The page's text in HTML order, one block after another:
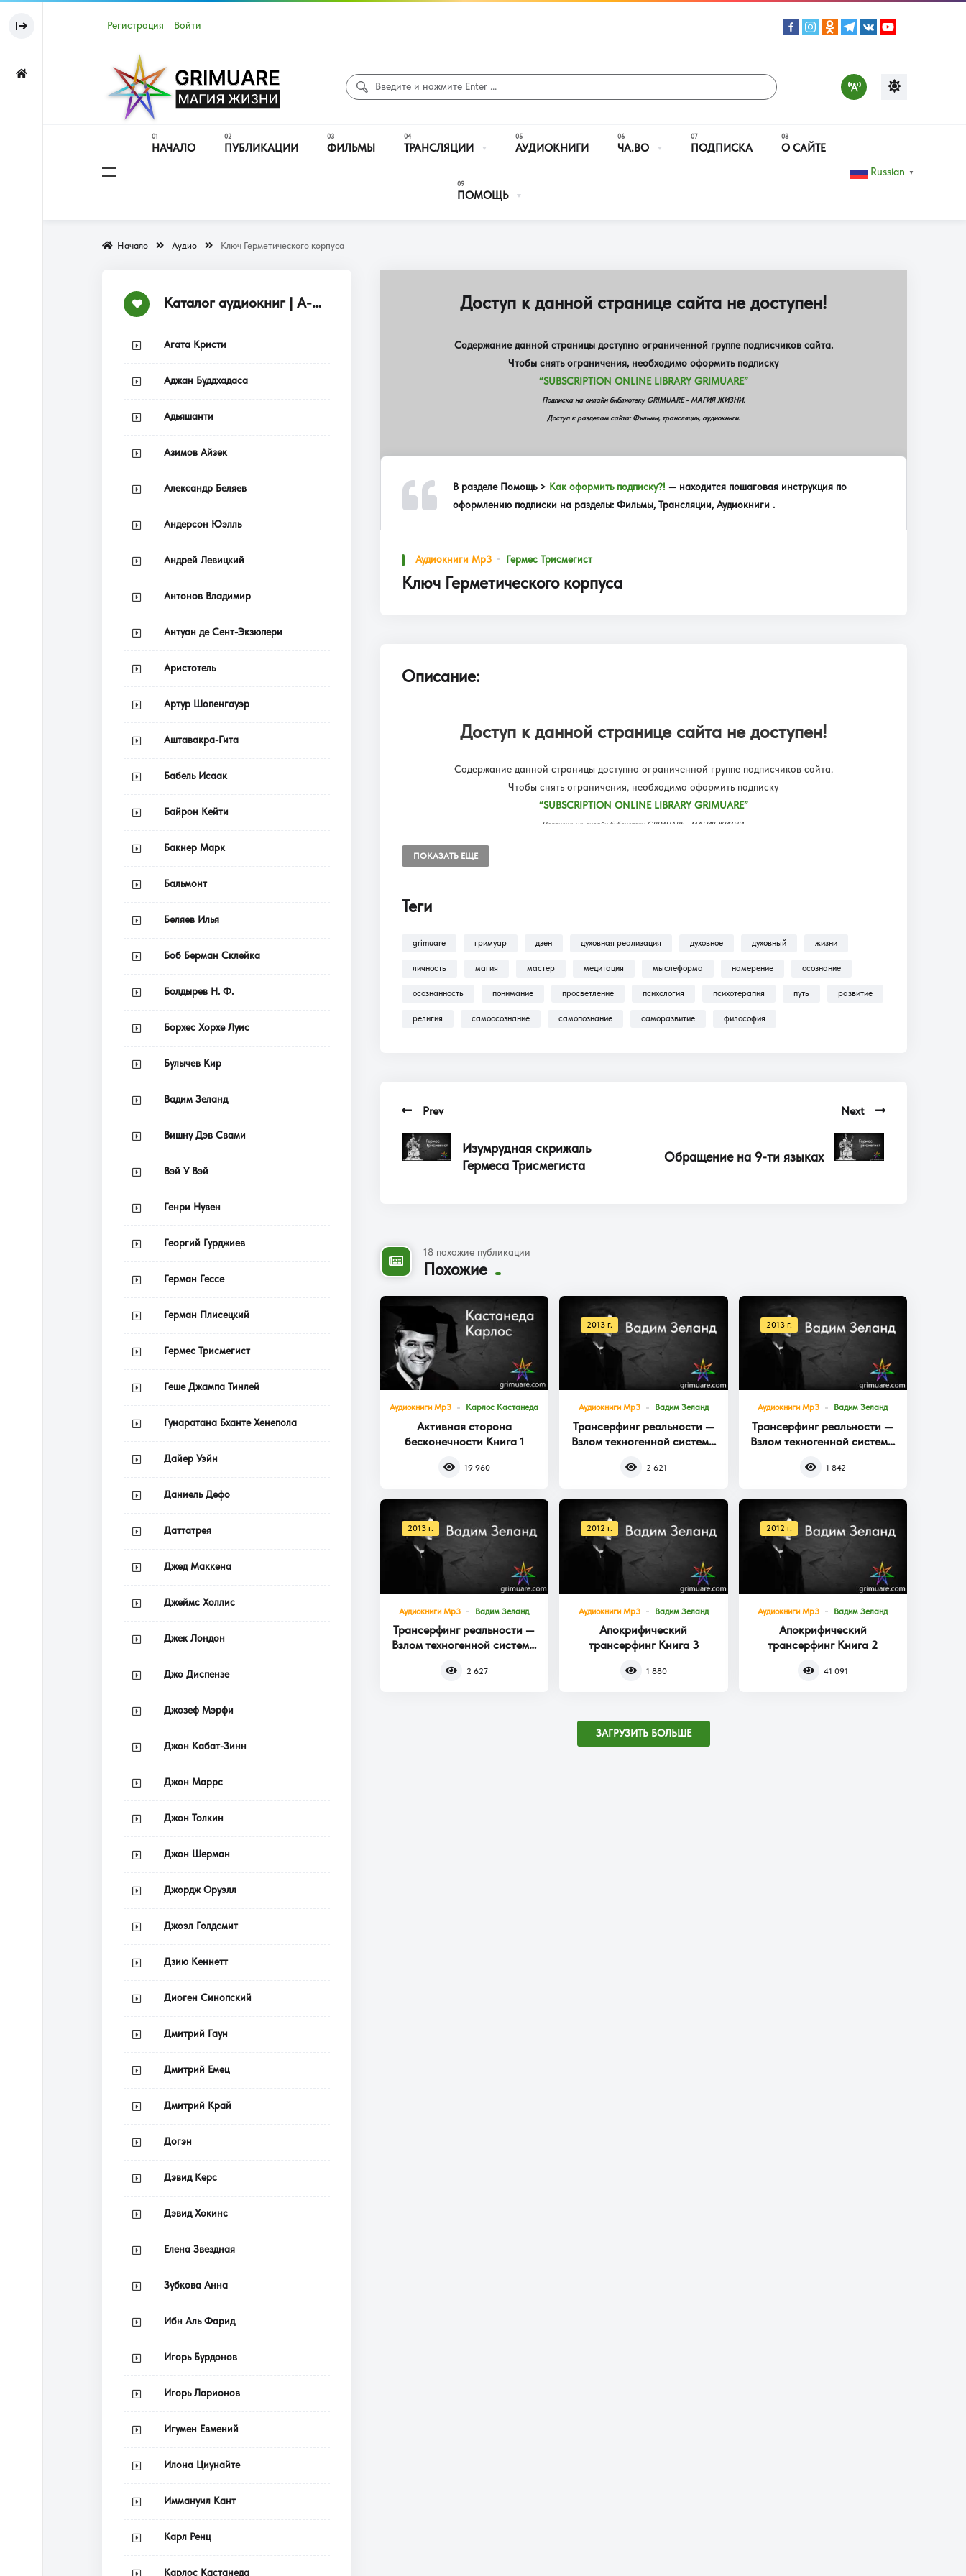
Регистрация Войти
НАЧАЛО ПУБЛИКАЦИИ ФИЛЬМЫ ТРАНСЛЯЦИИ АУДИОКНИГИ ЧА.ВО ПОДПИСКА О САЙТЕ
ПОМОЩЬ
Russian ▼
Начало Аудио Ключ Герметического корпуса
Доступ к данной странице сайта не доступен!
Содержание данной страницы доступно ограниченной группе подписчиков сайта.
Чтобы снять ограничения, необходимо оформить подписку
“SUBSCRIPTION ONLINE LIBRARY GRIMUARE”
Подписка на онлайн библиотеку GRIMUARE - МАГИЯ ЖИЗНИ.
Доступ к разделам сайта: Фильмы, трансляции, аудиокниги.
В разделе Помощь > Как оформить подписку?! — находится пошаговая инструкция по
оформлению подписки на разделы: Фильмы, Трансляции, Аудиокниги .
Аудиокниги Mp3 Гермес Трисмегист
Ключ Герметического корпуса
Описание:
Доступ к данной странице сайта не доступен!
Содержание данной страницы доступно ограниченной группе подписчиков сайта.
Чтобы снять ограничения, необходимо оформить подписку
“SUBSCRIPTION ONLINE LIBRARY GRIMUARE”
Подписка на онлайн библиотеку GRIMUARE - МАГИЯ ЖИЗНИ.
ПОКАЗАТЬ ЕЩЕ
Теги
grimuare гримуар дзен духовная реализация духовное духовный жизни
личность магия мастер медитация мыслеформа намерение осознание
осознанность понимание просветление психология психотерапия путь развитие
религия самоосознание самопознание саморазвитие философия
Prev
Изумрудная скрижаль
Гермеса Трисмегиста
Next
Обращение на 9-ти языках
18 похожие публикации
Похожие
Аудиокниги Mp3 Карлос Кастанеда
Активная сторона
бесконечности Книга 1
19 960
2013 г.
Аудиокниги Mp3 Вадим Зеланд
Трансерфинг реальности —
Взлом техногенной системы
2 621
2013 г.
Аудиокниги Mp3 Вадим Зеланд
Трансерфинг реальности —
Взлом техногенной системы
1 842
2013 г.
Аудиокниги Mp3 Вадим Зеланд
Трансерфинг реальности —
Взлом техногенной системы
2 627
2012 г.
Аудиокниги Mp3 Вадим Зеланд
Апокрифический
трансерфинг Книга 3
1 880
2012 г.
Аудиокниги Mp3 Вадим Зеланд
Апокрифический
трансерфинг Книга 2
41 091
ЗАГРУЗИТЬ БОЛЬШЕ
Каталог аудиокниг | А-Я
Агата Кристи
Аджан Буддхадаса
Адьяшанти
Азимов Айзек
Александр Беляев
Андерсон Юэлль
Андрей Левицкий
Антонов Владимир
Антуан де Сент-Экзюпери
Аристотель
Артур Шопенгауэр
Аштавакра-Гита
Бабель Исаак
Байрон Кейти
Бакнер Марк
Бальмонт
Беляев Илья
Боб Берман Склейка
Болдырев Н. Ф.
Борхес Хорхе Луис
Булычев Кир
Вадим Зеланд
Вишну Дэв Свами
Вэй У Вэй
Генри Нувен
Георгий Гурджиев
Герман Гессе
Герман Плисецкий
Гермес Трисмегист
Геше Джампа Тинлей
Гунаратана Бханте Хенепола
Дайер Уэйн
Даниель Дефо
Даттатрея
Джед Маккена
Джеймс Холлис
Джек Лондон
Джо Диспензе
Джозеф Мэрфи
Джон Кабат-Зинн
Джон Маррс
Джон Толкин
Джон Шерман
Джордж Оруэлл
Джоэл Голдсмит
Дзию Кеннетт
Диоген Синопский
Дмитрий Гаун
Дмитрий Емец
Дмитрий Край
Догэн
Дэвид Керс
Дэвид Хокинс
Елена Звездная
Зубкова Анна
Ибн Аль Фарид
Игорь Бурдонов
Игорь Ларионов
Игумен Евмений
Илона Циунайте
Иммануил Кант
Карл Ренц
Карлос Кастанеда